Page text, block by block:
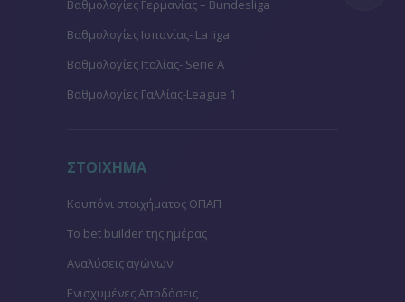
Βαθμολογίες Γερμανίας – Bundesliga
Βαθμολογίες Ισπανίας- La liga
Βαθμολογίες Ιταλίας- Serie A
Βαθμολογίες Γαλλίας-League 1
ΣΤΟΙΧΗΜΑ
Κουπόνι στοιχήματος ΟΠΑΠ
To bet builder της ημέρας
Αναλύσεις αγώνων
Ενισχυμένες Αποδόσεις